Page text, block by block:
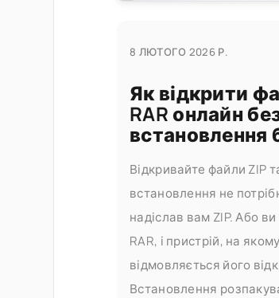
8 ЛЮТОГО 2026 Р.
Як відкрити
RAR онлайн
встановлення
Відкривайте файли ZIP
встановлення не
надіслав вам ZIP. Або
RAR, і пристрій, на
відмовляється його
Встановлення